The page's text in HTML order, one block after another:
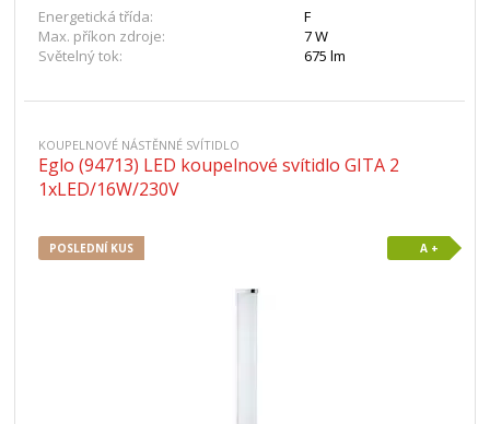
Energetická třída:
F
Max. příkon zdroje:
7 W
Světelný tok:
675 lm
KOUPELNOVÉ NÁSTĚNNÉ SVÍTIDLO
Eglo (94713) LED koupelnové svítidlo GITA 2
1xLED/16W/230V
POSLEDNÍ KUS A +